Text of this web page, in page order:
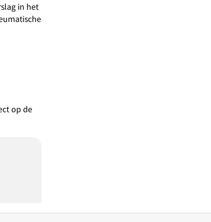
in het
op de